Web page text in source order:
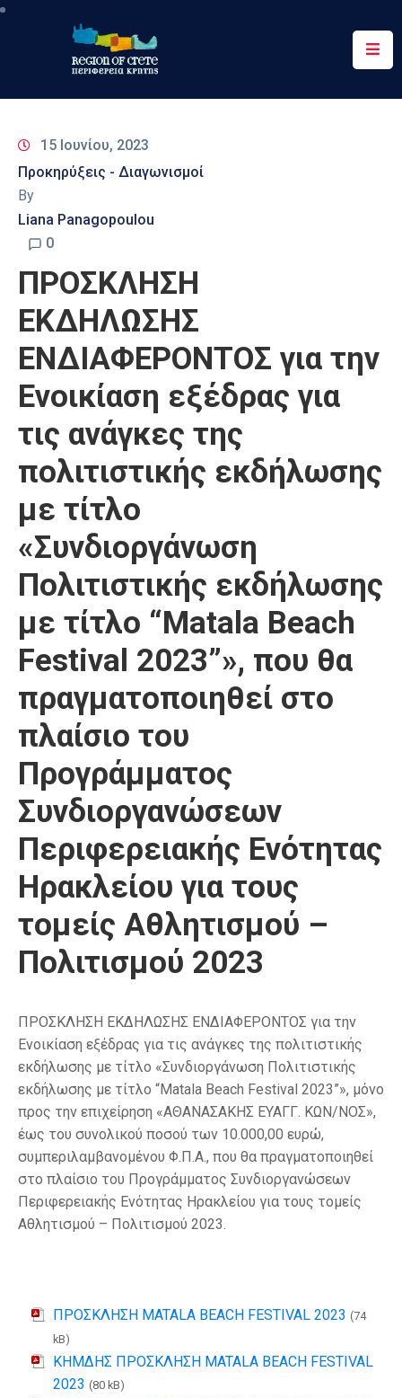
Περιφέρεια
&
Δράσεις
Ψηφιακές
Επικοινωνία
15 Ιουνίου, 2023
Προκηρύξεις - Διαγωνισμοί
By
Liana Panagopoulou
0
ΠΡΟΣΚΛΗΣΗ
ΕΚΔΗΛΩΣΗΣ
ΕΝΔΙΑΦΕΡΟΝΤΟΣ για την
Ενοικίαση εξέδρας για
τις ανάγκες της
πολιτιστικής εκδήλωσης
με τίτλο
«Συνδιοργάνωση
Πολιτιστικής εκδήλωσης
με τίτλο “Μatala Beach
Festival 2023”», που θα
πραγματοποιηθεί στο
πλαίσιο του
Προγράμματος
Συνδιοργανώσεων
Περιφερειακής Ενότητας
Ηρακλείου για τους
τομείς Αθλητισμού –
Πολιτισμού 2023
ΠΡΟΣΚΛΗΣΗ ΕΚΔΗΛΩΣΗΣ ΕΝΔΙΑΦΕΡΟΝΤΟΣ για την
Ενοικίαση εξέδρας για τις ανάγκες της πολιτιστικής
εκδήλωσης με τίτλο «Συνδιοργάνωση Πολιτιστικής
εκδήλωσης με τίτλο “Μatala Beach Festival 2023”», μόνο
προς την επιχείρηση «ΑΘΑΝΑΣΑΚΗΣ ΕΥΑΓΓ. ΚΩΝ/ΝΟΣ»,
έως του συνολικού ποσού των 10.000,00 ευρώ,
συμπεριλαμβανομένου Φ.Π.Α., που θα πραγματοποιηθεί
στο πλαίσιο του Προγράμματος Συνδιοργανώσεων
Περιφερειακής Ενότητας Ηρακλείου για τους τομείς
Αθλητισμού – Πολιτισμού 2023.
ΠΡΟΣΚΛΗΣΗ MATALA BEACH FESTIVAL 2023 (74
kB)
ΚΗΜΔΗΣ ΠΡΟΣΚΛΗΣΗ MATALA BEACH FESTIVAL
2023 (80 kB)